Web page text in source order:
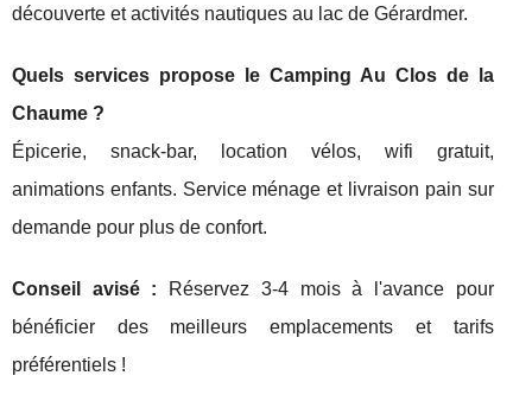
découverte et activités nautiques au lac de Gérardmer.
Quels services propose le Camping Au Clos de la
Chaume ?
Épicerie, snack-bar, location vélos, wifi gratuit,
animations enfants. Service ménage et livraison pain sur
demande pour plus de confort.
Conseil avisé : Réservez 3-4 mois à l'avance pour
bénéficier des meilleurs emplacements et tarifs
préférentiels !